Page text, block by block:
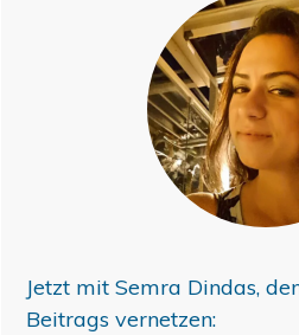
Jetzt mit Semra Dindas,
Beitrags vernetzen: